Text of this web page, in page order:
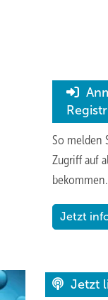
So melden
Zugriff auf
bekommen.
Jetzt
Jetzt